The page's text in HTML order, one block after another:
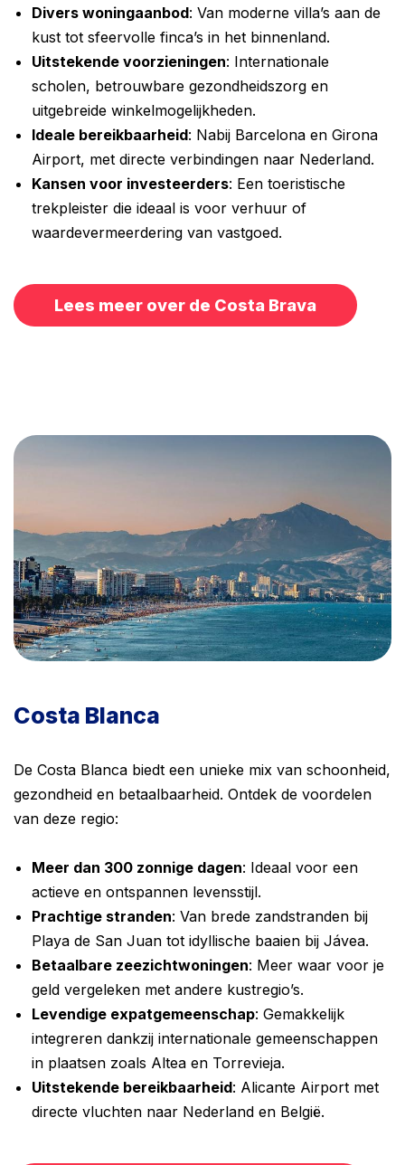
Divers woningaanbod: Van moderne villa’s aan de
kust tot sfeervolle finca’s in het binnenland.
Uitstekende voorzieningen: Internationale
scholen, betrouwbare gezondheidszorg en
uitgebreide winkelmogelijkheden.
Ideale bereikbaarheid: Nabij Barcelona en Girona
Airport, met directe verbindingen naar Nederland.
Kansen voor investeerders: Een toeristische
trekpleister die ideaal is voor verhuur of
waardevermeerdering van vastgoed.
Lees meer over de Costa Brava
Costa Blanca
De Costa Blanca biedt een unieke mix van schoonheid,
gezondheid en betaalbaarheid. Ontdek de voordelen
van deze regio:
Meer dan 300 zonnige dagen: Ideaal voor een
actieve en ontspannen levensstijl.
Prachtige stranden: Van brede zandstranden bij
Playa de San Juan tot idyllische baaien bij Jávea.
Betaalbare zeezichtwoningen: Meer waar voor je
geld vergeleken met andere kustregio’s.
Levendige expatgemeenschap: Gemakkelijk
integreren dankzij internationale gemeenschappen
in plaatsen zoals Altea en Torrevieja.
Uitstekende bereikbaarheid: Alicante Airport met
directe vluchten naar Nederland en België.